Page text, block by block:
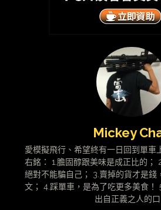
Mickey
愛模擬飛行、希望終有一日回到單車
右銘： 1.膽固醇跟美味是成正比的；
絕對不能騙自己； 3.賣掉的貨才是錢
文； 4.踩單車，是為了吃更多美食！
出自正義之人的口